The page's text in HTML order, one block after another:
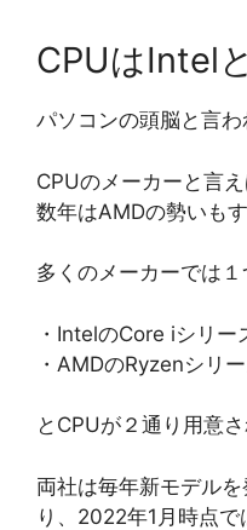
CPUはIntel
パソコンの頭脳と言わ
CPUのメーカーと言
数年はAMDの勢いもす
多くのメーカーでは
・IntelのCore iシリー
・AMDのRyzenシリ
とCPUが２通り用意
両社は毎年新モデル
り、2022年1月時点で